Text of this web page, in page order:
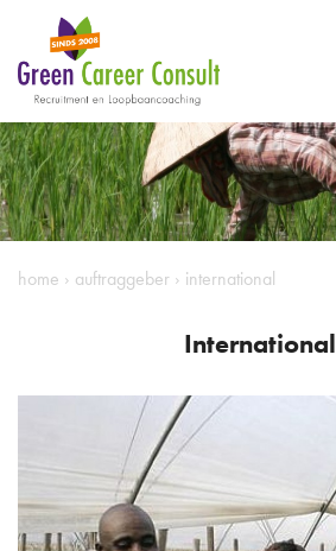
home › auftraggeber › international
International